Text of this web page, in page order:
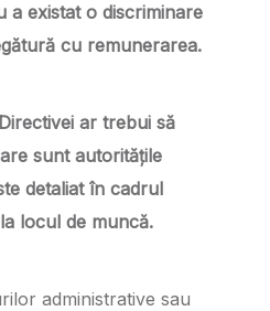
a existat o discriminare
cu remunerarea.
ar trebui să
sunt autoritățile
detaliat în cadrul
locul de muncă.
administrative sau